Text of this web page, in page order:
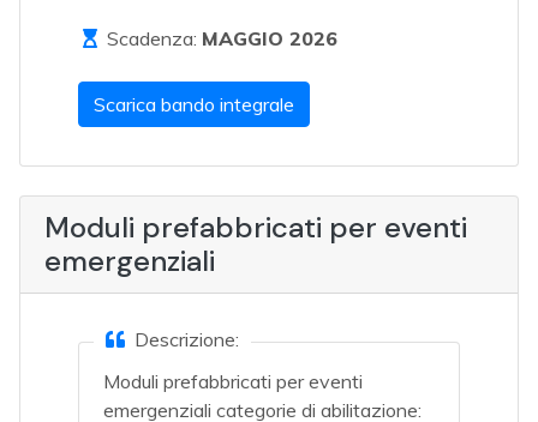
Scadenza: MAGGIO 2026
Scarica bando integrale
Moduli prefabbricati per eventi
emergenziali
Descrizione:
Moduli prefabbricati per eventi
emergenziali categorie di abilitazione: